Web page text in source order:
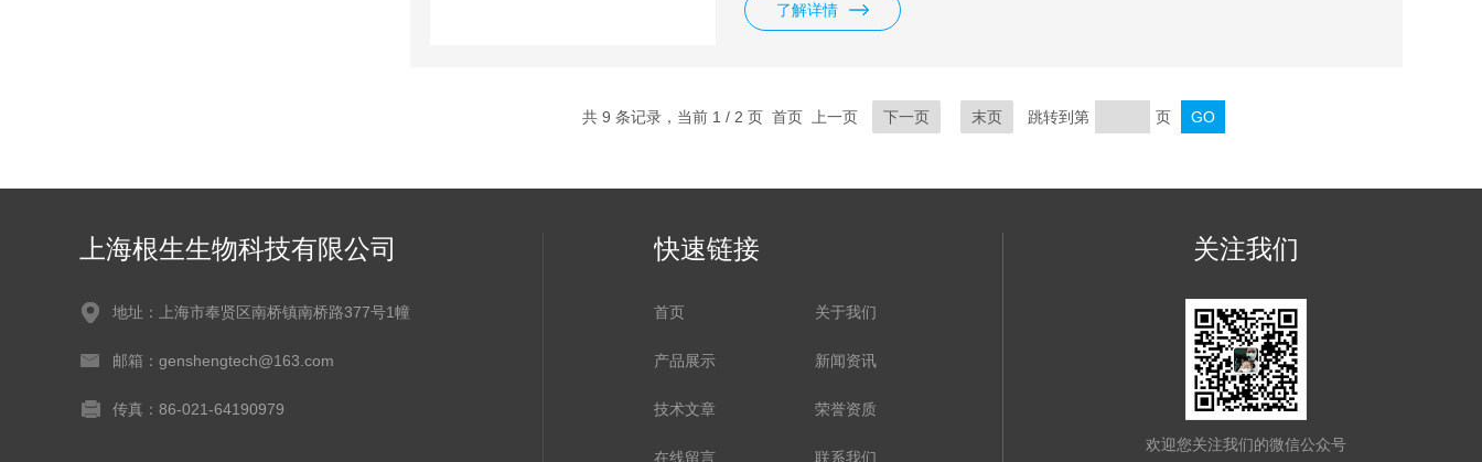
了解详情
共 9 条记录，当前 1 / 2 页 首页 上一页 下一页 末页 跳转到第 页
上海根生生物科技有限公司
地址：上海市奉贤区南桥镇南桥路377号1幢
邮箱：genshengtech@163.com
传真：86-021-64190979
快速链接
首页 关于我们
产品展示 新闻资讯
技术文章 荣誉资质
在线留言 联系我们
关注我们
欢迎您关注我们的微信公众号